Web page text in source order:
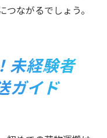
ながるでしょう。
未経験者
ガイド